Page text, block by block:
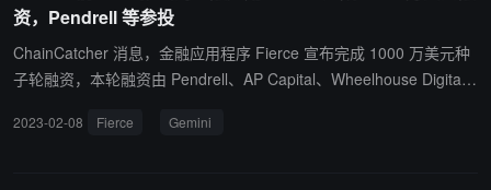
资，Pendrell 等参投
ChainCatcher 消息，金融应用程序 Fierce 宣布完成 1000 万美元种
子轮融资，本轮融资由 Pendrell、AP Capital、Wheelhouse Digital
交易所 Gemini Trust 前首席技术官 Cornish 推出，Fierce 的产品包
2023-02-08 Fierce Gemini